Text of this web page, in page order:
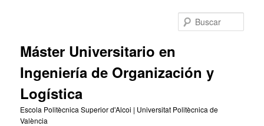
Máster Universitario en
Ingeniería de Organización y
Logística
Escola Politècnica Superior d'Alcoi | Universitat Politècnica de
València